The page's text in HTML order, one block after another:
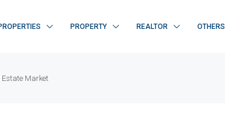
PROPERTY REALTOR OTHERS
Estate Market